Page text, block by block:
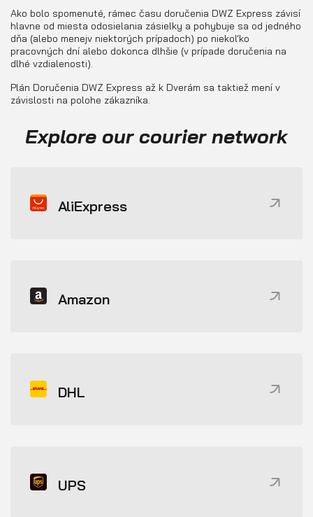
Ako bolo spomenuté, rámec času doručenia DWZ Express závisí
hlavne od miesta odosielania zásielky a pohybuje sa od jedného
dňa (alebo menejv niektorých prípadoch) po niekoľko
pracovných dní alebo dokonca dlhšie (v prípade doručenia na
dlhé vzdialenosti).
Plán Doručenia DWZ Express až k Dverám sa taktiež mení v
závislosti na polohe zákazníka.
Explore our courier network
AliExpress
Amazon
DHL
UPS